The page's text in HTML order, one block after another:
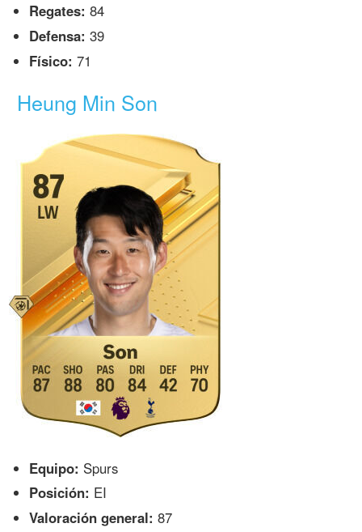
Regates: 84
Defensa: 39
Físico: 71
Heung Min Son
Equipo: Spurs
Posición: EI
Valoración general: 87